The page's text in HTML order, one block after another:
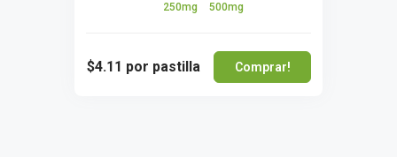
250mg 500mg
$4.11 por pastilla Comprar!